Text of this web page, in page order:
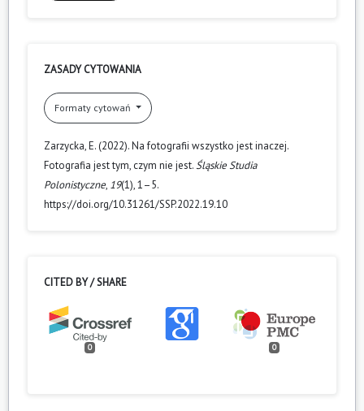
ZASADY CYTOWANIA
Formaty cytowań
Zarzycka, E. (2022). Na fotografii wszystko jest inaczej.
Fotografia jest tym, czym nie jest.Śląskie Studia
Polonistyczne, 19(1), 1–5.
https://doi.org/10.31261/SSP.2022.19.10
CITED BY / SHARE
0 0